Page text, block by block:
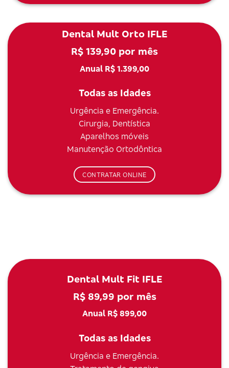
Dental Mult Orto IFLE
R$ 139,90 por mês
Anual R$ 1.399,00
Todas as Idades
Urgência e Emergência.
Cirurgia, Dentística
Aparelhos móveis
Manutenção Ortodôntica
CONTRATAR ONLINE
Dental Mult Fit IFLE
R$ 89,99 por mês
Anual R$ 899,00
Todas as Idades
Urgência e Emergência.